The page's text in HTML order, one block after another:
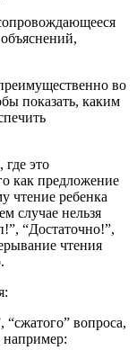
во
показать, каким
это
как предложение
чтение ребенка
случае нельзя
“Достаточно!”,
чтения
вопроса,
например: